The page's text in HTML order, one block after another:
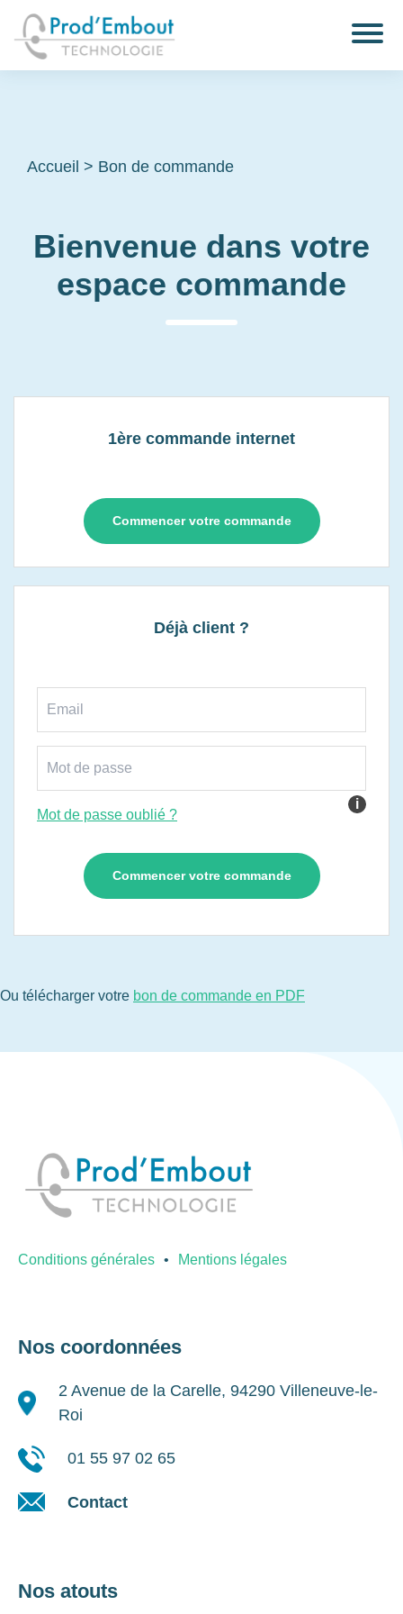
Accueil > Bon de commande
Bienvenue dans votre
espace commande
1ère commande internet
Commencer votre commande
Déjà client ?
i
Mot de passe oublié ?
Ou télécharger votre bon de commande en PDF
Conditions générales Mentions légales
Nos coordonnées
2 Avenue de la Carelle, 94290 Villeneuve-le-
Roi
01 55 97 02 65
Contact
Nos atouts